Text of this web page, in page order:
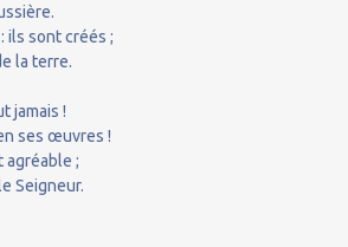
ils sont créés ;
la terre.
jamais !
ses œuvres !
agréable ;
Seigneur.